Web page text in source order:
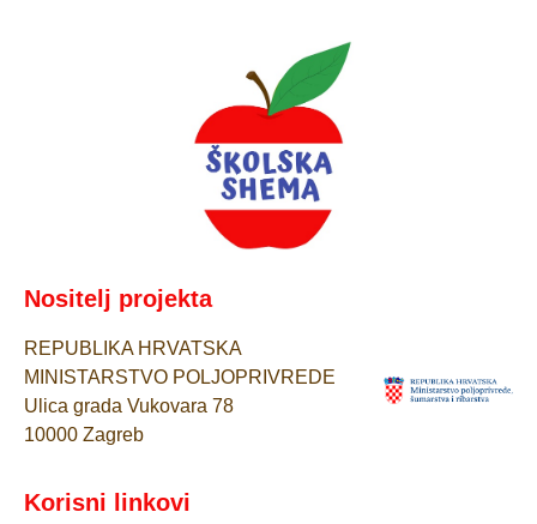
Nositelj projekta
REPUBLIKA HRVATSKA
MINISTARSTVO POLJOPRIVREDE
Ulica grada Vukovara 78
10000 Zagreb
Korisni linkovi